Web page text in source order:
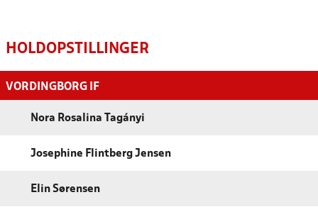
HOLDOPSTILLINGER
VORDINGBORG IF
Nora Rosalina Tagányi
Josephine Flintberg Jensen
Elin Sørensen